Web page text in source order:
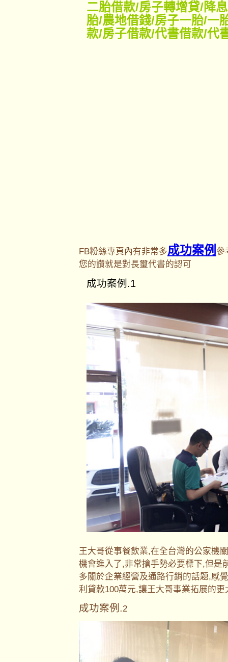
二胎借款/房子轉增貸/降
胎/農地借錢/房子一胎/一
款/房子借款/代書借款/代
FB粉絲專頁內有非常多成功案例 參
您的讚就是對長璽代書的認可
成功案例.1
王大哥從事餐飲業,在全台灣的公家機
機會進入了,非常搶手勢必要標下,但是
多關於企業經營及通路行銷的話題,感
利貸款100萬元,讓王大哥事業拓展的
成功案例.2